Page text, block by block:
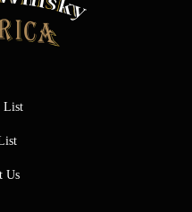
List
Us